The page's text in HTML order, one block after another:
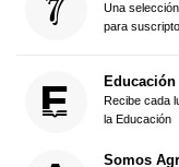
Una
para
Educación
Recibe cada
la Educación
Somos